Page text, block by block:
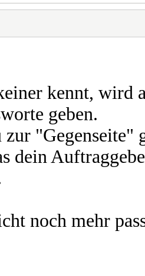
kennt, wird
geben.
zur
dein
noch mehr